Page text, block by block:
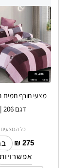
מצעי חורף חמים
דגם 206 |
כל המצעים
₪ 275
אפשרויות